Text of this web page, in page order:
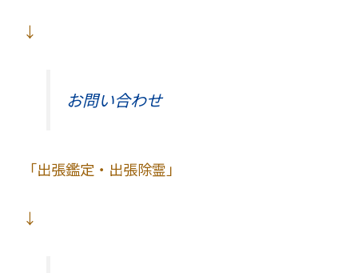
↓
お問い合わせ
「出張鑑定・出張除霊」
↓